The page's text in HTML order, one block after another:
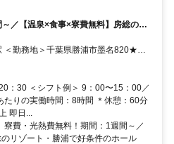
／【温泉×食事×寮費無料】房総のリ
からの通勤も相談
合もお気軽にご相談ください。
：30 ＜シフト例＞ 9：00〜15：00／
りの実働時間：8時間 ＊休憩：60分
即日...
費・光熱費無料！期間：1週間～／
リゾート・勝浦で好条件のホール